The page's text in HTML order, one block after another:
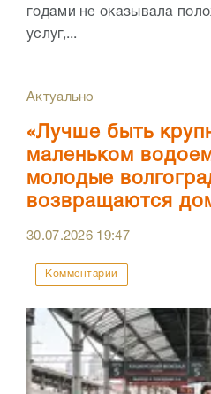
годами не оказывала
услуг,...
Актуально
«Лучше быть
маленьком
молодые
возвращаются
30.07.2026 19:47
Комментарии